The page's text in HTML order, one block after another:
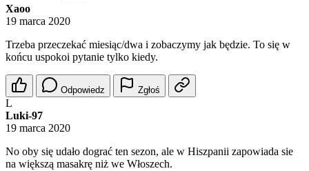
Xaoo
19 marca 2020
Trzeba przeczekać miesiąc/dwa i zobaczymy jak będzie. To się w
końcu uspokoi pytanie tylko kiedy.
Odpowiedz Zgłoś
L
Luki-97
19 marca 2020
No oby się udało dograć ten sezon, ale w Hiszpanii zapowiada sie
na większą masakrę niż we Włoszech.